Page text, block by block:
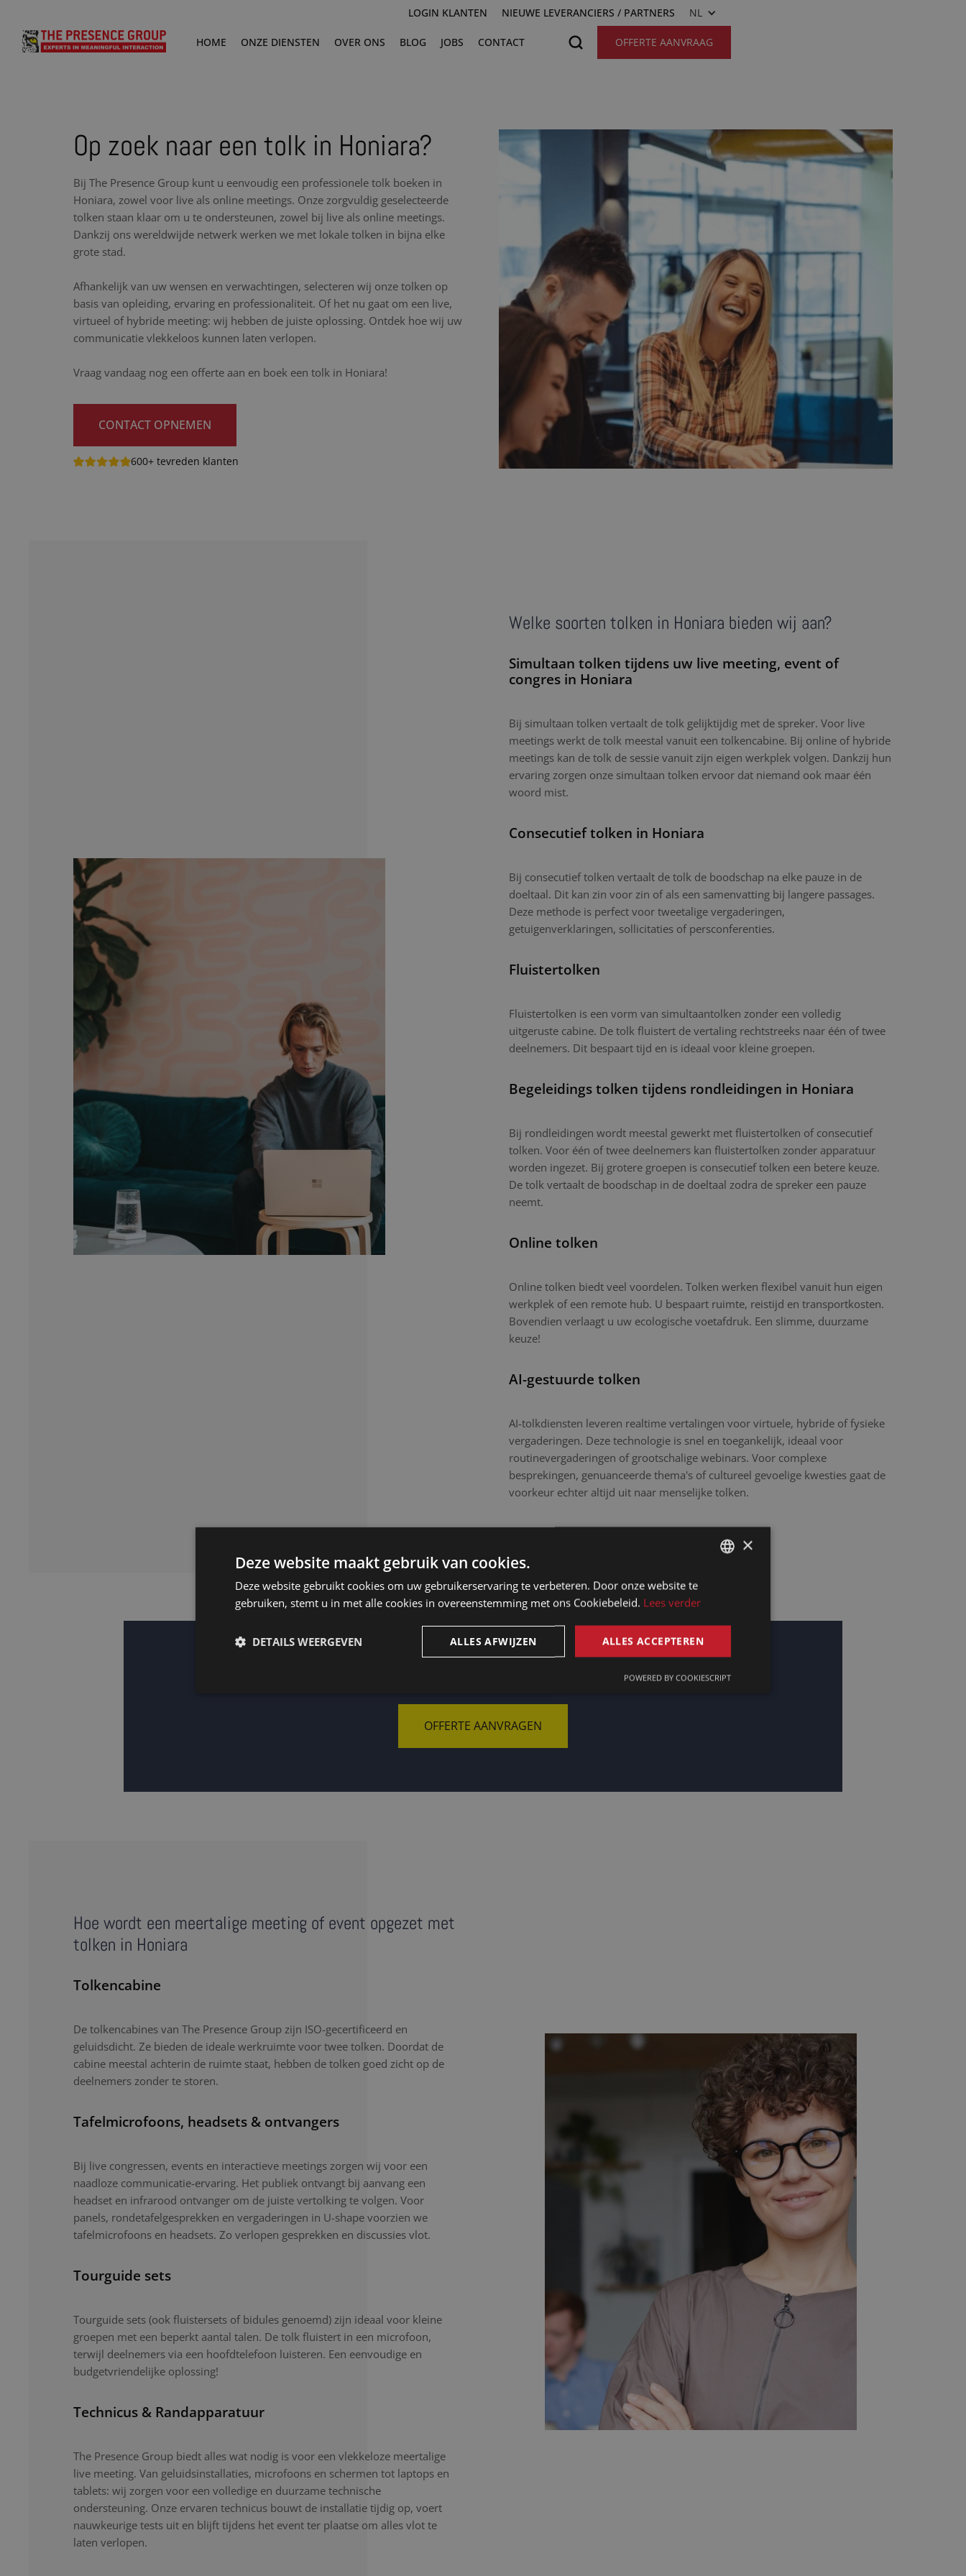
LOGIN KLANTEN NIEUWE LEVERANCIERS / PARTNERS NL
HOME ONZE DIENSTEN OVER ONS BLOG JOBS CONTACT OFFERTE AANVRAAG
Op zoek naar een tolk in Honiara?
Bij The Presence Group kunt u eenvoudig een professionele tolk boeken in
Honiara, zowel voor live als online meetings. Onze zorgvuldig geselecteerde
tolken staan klaar om u te ondersteunen, zowel bij live als online meetings.
Dankzij ons wereldwijde netwerk werken we met lokale tolken in bijna elke
grote stad.
Afhankelijk van uw wensen en verwachtingen, selecteren wij onze tolken op
basis van opleiding, ervaring en professionaliteit. Of het nu gaat om een live,
virtueel of hybride meeting: wij hebben de juiste oplossing. Ontdek hoe wij uw
communicatie vlekkeloos kunnen laten verlopen.
Vraag vandaag nog een offerte aan en boek een tolk in Honiara!
CONTACT OPNEMEN
600+ tevreden klanten
Welke soorten tolken in Honiara bieden wij aan?
Simultaan tolken tijdens uw live meeting, event of
congres in Honiara
Bij simultaan tolken vertaalt de tolk gelijktijdig met de spreker. Voor live
meetings werkt de tolk meestal vanuit een tolkencabine. Bij online of hybride
meetings kan de tolk de sessie vanuit zijn eigen werkplek volgen. Dankzij hun
ervaring zorgen onze simultaan tolken ervoor dat niemand ook maar één
woord mist.
Consecutief tolken in Honiara
Bij consecutief tolken vertaalt de tolk de boodschap na elke pauze in de
doeltaal. Dit kan zin voor zin of als een samenvatting bij langere passages.
Deze methode is perfect voor tweetalige vergaderingen,
getuigenverklaringen, sollicitaties of persconferenties.
Fluistertolken
Fluistertolken is een vorm van simultaantolken zonder een volledig
uitgeruste cabine. De tolk fluistert de vertaling rechtstreeks naar één of twee
deelnemers. Dit bespaart tijd en is ideaal voor kleine groepen.
Begeleidings tolken tijdens rondleidingen in Honiara
Bij rondleidingen wordt meestal gewerkt met fluistertolken of consecutief
tolken. Voor één of twee deelnemers kan fluistertolken zonder apparatuur
worden ingezet. Bij grotere groepen is consecutief tolken een betere keuze.
De tolk vertaalt de boodschap in de doeltaal zodra de spreker een pauze
neemt.
Online tolken
Online tolken biedt veel voordelen. Tolken werken flexibel vanuit hun eigen
werkplek of een remote hub. U bespaart ruimte, reistijd en transportkosten.
Bovendien verlaagt u uw ecologische voetafdruk. Een slimme, duurzame
keuze!
AI-gestuurde tolken
AI-tolkdiensten leveren realtime vertalingen voor virtuele, hybride of fysieke
vergaderingen. Deze technologie is snel en toegankelijk, ideaal voor
routinevergaderingen of grootschalige webinars. Voor complexe
besprekingen, genuanceerde thema's of cultureel gevoelige kwesties gaat de
voorkeur echter altijd uit naar menselijke tolken.
OFFERTE AANVRAGEN
Hoe wordt een meertalige meeting of event opgezet met
tolken in Honiara
Tolkencabine
De tolkencabines van The Presence Group zijn ISO-gecertificeerd en
geluidsdicht. Ze bieden de ideale werkruimte voor twee tolken. Doordat de
cabine meestal achterin de ruimte staat, hebben de tolken goed zicht op de
deelnemers zonder te storen.
Tafelmicrofoons, headsets & ontvangers
Bij live congressen, events en interactieve meetings zorgen wij voor een
naadloze communicatie-ervaring. Het publiek ontvangt bij aanvang een
headset en infrarood ontvanger om de juiste vertolking te volgen. Voor
panels, rondetafelgesprekken en vergaderingen in U-shape voorzien we
tafelmicrofoons en headsets. Zo verlopen gesprekken en discussies vlot.
Tourguide sets
Tourguide sets (ook fluistersets of bidules genoemd) zijn ideaal voor kleine
groepen met een beperkt aantal talen. De tolk fluistert in een microfoon,
terwijl deelnemers via een hoofdtelefoon luisteren. Een eenvoudige en
budgetvriendelijke oplossing!
Technicus & Randapparatuur
The Presence Group biedt alles wat nodig is voor een vlekkeloze meertalige
live meeting. Van geluidsinstallaties, microfoons en schermen tot laptops en
tablets: wij zorgen voor een volledige en duurzame technische
ondersteuning. Onze ervaren technicus bouwt de installatie tijdig op, voert
nauwkeurige tests uit en blijft tijdens het event ter plaatse om alles vlot te
laten verlopen.
FRENCH
ENGLISH
×
Deze website maakt gebruik van cookies.
Deze website gebruikt cookies om uw gebruikerservaring te verbeteren. Door onze website te
gebruiken, stemt u in met alle cookies in overeenstemming met ons Cookiebeleid. Lees verder
ALLES ACCEPTEREN
ALLES AFWIJZEN
DETAILS WEERGEVEN
POWERED BY COOKIESCRIPT